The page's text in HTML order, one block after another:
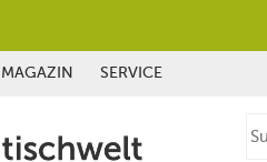
MAGAZIN SERVICE